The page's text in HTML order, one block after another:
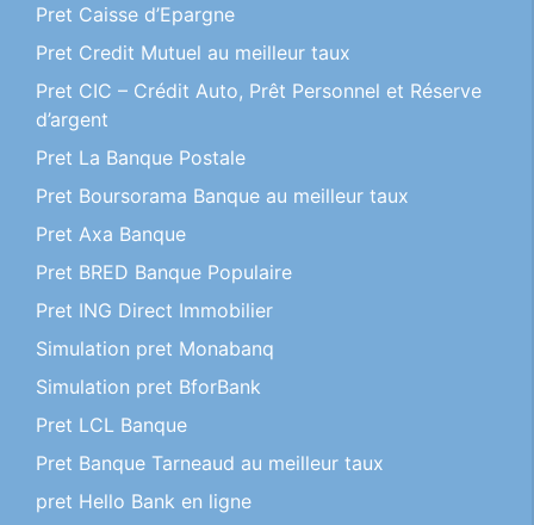
Pret Caisse d’Epargne
Pret Credit Mutuel au meilleur taux
Pret CIC – Crédit Auto, Prêt Personnel et Réserve
d’argent
Pret La Banque Postale
Pret Boursorama Banque au meilleur taux
Pret Axa Banque
Pret BRED Banque Populaire
Pret ING Direct Immobilier
Simulation pret Monabanq
Simulation pret BforBank
Pret LCL Banque
Pret Banque Tarneaud au meilleur taux
pret Hello Bank en ligne